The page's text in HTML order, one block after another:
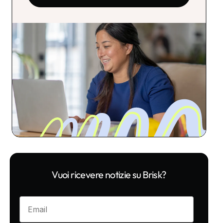
Vuoi ricevere notizie su Brisk?
Enter your email